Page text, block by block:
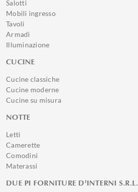
Salotti
Mobili ingresso
Tavoli
Armadi
Illuminazione
CUCINE
Cucine classiche
Cucine moderne
Cucine su misura
NOTTE
Letti
Camerette
Comodini
Materassi
DUE PI FORNITURE D'INTERNI S.R.L.